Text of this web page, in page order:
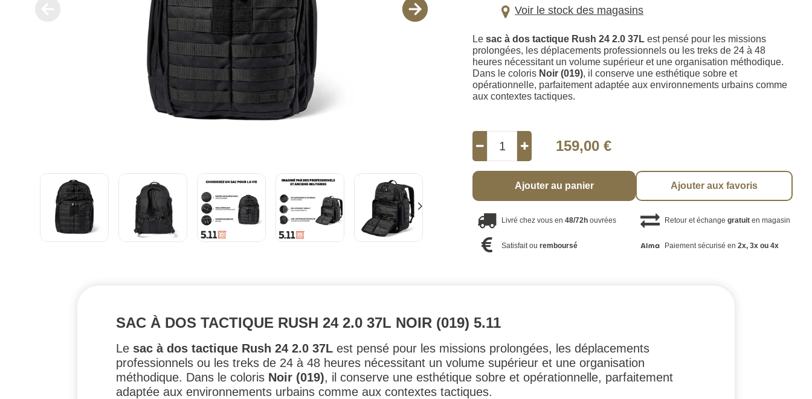
Voir le stock des magasins
Lesac à dos tactique Rush 24 2.0 37L est pensé pour les missions
prolongées, les déplacements professionnels ou les treks de 24 à 48
heures nécessitant un volume supérieur et une organisation méthodique.
Dans le coloris Noir (019), il conserve une esthétique sobre et
opérationnelle, parfaitement adaptée aux environnements urbains comme
aux contextes tactiques.
159,00 €
Ajouter au panier Ajouter aux favoris
Livré chez vous en48/72h ouvrées Retour et échange gratuiten magasin
Satisfait ouremboursé Paiement sécurisé en 2x, 3x ou 4x
SAC À DOS TACTIQUE RUSH 24 2.0 37L NOIR (019) 5.11
Le sac à dos tactique Rush 24 2.0 37L est pensé pour les missions prolongées, les déplacements
professionnels ou les treks de 24 à 48 heures nécessitant un volume supérieur et une organisation
méthodique. Dans le coloris Noir (019), il conserve une esthétique sobre et opérationnelle, parfaitement
adaptée aux environnements urbains comme aux contextes tactiques.